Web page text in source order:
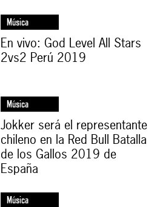
Música
En vivo: God Level All Stars
2vs2 Perú 2019
Música
Jokker será el representante
chileno en la Red Bull Batalla
de los Gallos 2019 de
España
Música